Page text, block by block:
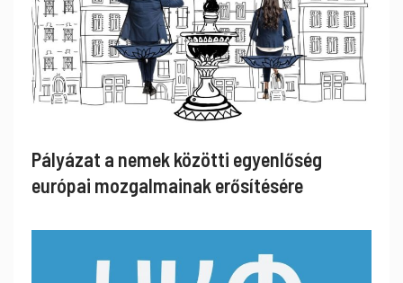
Pályázat a nemek közötti egyenlőség
európai mozgalmainak erősítésére